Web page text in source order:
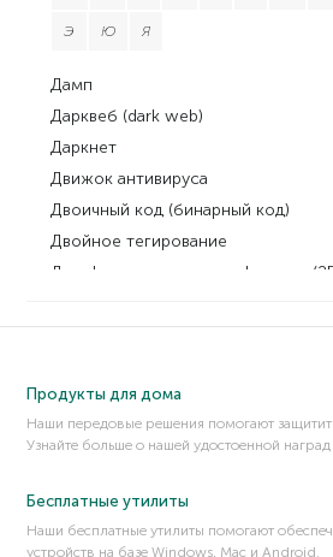
Э Ю Я
Дамп
Дарквеб (dark web)
Даркнет
Движок антивируса
Двоичный код (бинарный код)
Двойное тегирование
Двухфакторная аутентификация
Дефейс
Джейлбрейк (jailbreak)
Динамически подключаемая
Продукты для дома
Наши передовые решения помогают
Узнайте больше о нашей удостоенной наград
Бесплатные утилиты
Наши бесплатные утилиты помогают
устройств на базе Windows, Mac и Android.